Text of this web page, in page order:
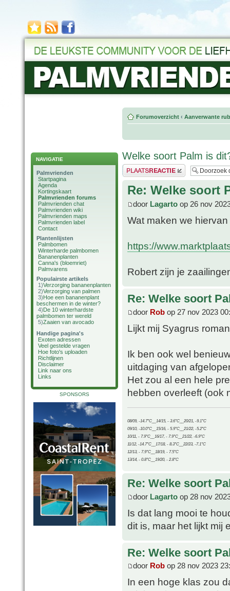
NAVIGATIE
Palmvrienden
Startpagina
Agenda
Kortingskaart
Palmvrienden forums
Palmvrienden chat
Palmvrienden wiki
Palmvrienden maps
Palmvrienden label
Contact
Plantenlijsten
Palmbomen
Winterharde palmbomen
Bananenplanten
Canna's (bloemriet)
Palmvarens
Populairste artikels
1)Verzorging bananenplanten
2)Verzorging van palmen
3)Hoe een bananenplant
beschermen in de winter?
4)De 10 winterhardste
palmbomen ter wereld
5)Zaaien van avocado
Handige pagina's
Exoten adressen
Veel gestelde vragen
Hoe foto's uploaden
Richtlijnen
Disclaimer
Link naar ons
Links
SPONSORS
Forumoverzicht ‹ Aanverwante
Welke soort Palm is
Plaats een reactie
Re: Welke soort
door Lagarto op 26 nov
Wat maken we
https://
Robert zijn je
Re: Welke soort
door Rob op 27 nov 2023
Lijkt mij Syagrus
Ik ben ook wel
uitdaging van
Het zou al een hele
hebben overleeft (ook
08/09, -14.7°C__14/15, - 3.6°C__20/21, -9.1°C
09/10, -10.0°C__15/16, - 5.9°C__21/22, -5.2°C
10/11, - 7.9°C__16/17, - 7.9°C__21/22, -6.9°C
11/12, -14.7°C__17/18, - 8.3°C__22/23, -7.1°C
12/13, - 7.9°C__18/19, - 7.5°C
13/14, - 0.8°C__19/20, - 2.8°C
Re: Welke soort
door Lagarto op 28 nov
Is dat lang mooi te
dit is, maar het lijkt mij
Re: Welke soort
door Rob op 28 nov 2023
In een hoge klas zou